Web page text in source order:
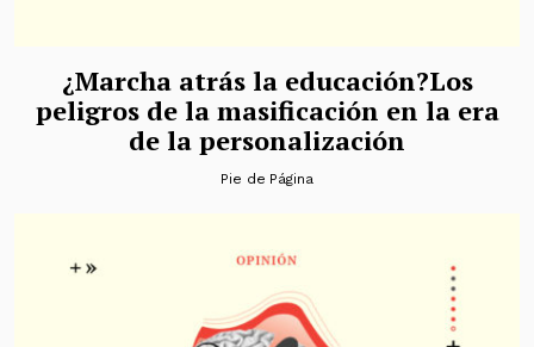
¿Marcha atrás la educación?Los
peligros de la masificación en la era
de la personalización
Pie de Página